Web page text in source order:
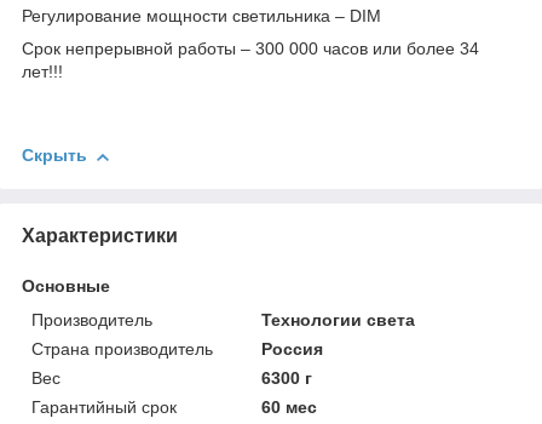
Регулирование мощности светильника – DIM
Срок непрерывной работы – 300 000 часов или более 34
лет!!!
Скрыть
Характеристики
Основные
Производитель
Технологии света
Страна производитель
Россия
Вес
6300 г
Гарантийный срок
60 мес